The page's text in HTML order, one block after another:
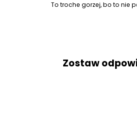
To troche gorzej, bo to nie
Zostaw